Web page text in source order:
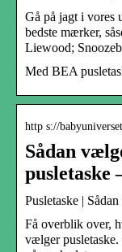
Gå på jagt i vores
bedste mærker,
Liewood;
Med BEA
http s://
Sådan
pusletaske
Pusletaske |
Få overblik over,
vælger